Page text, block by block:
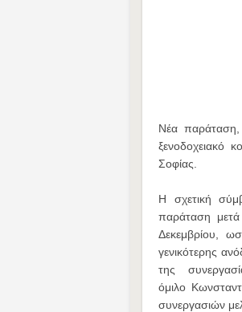
Νέα
ξενοδοχειακό
Σοφίας.
Η σχετική
παράταση
Δεκεμβρίου,
γενικότερης
της
όμιλο
συνεργασιών